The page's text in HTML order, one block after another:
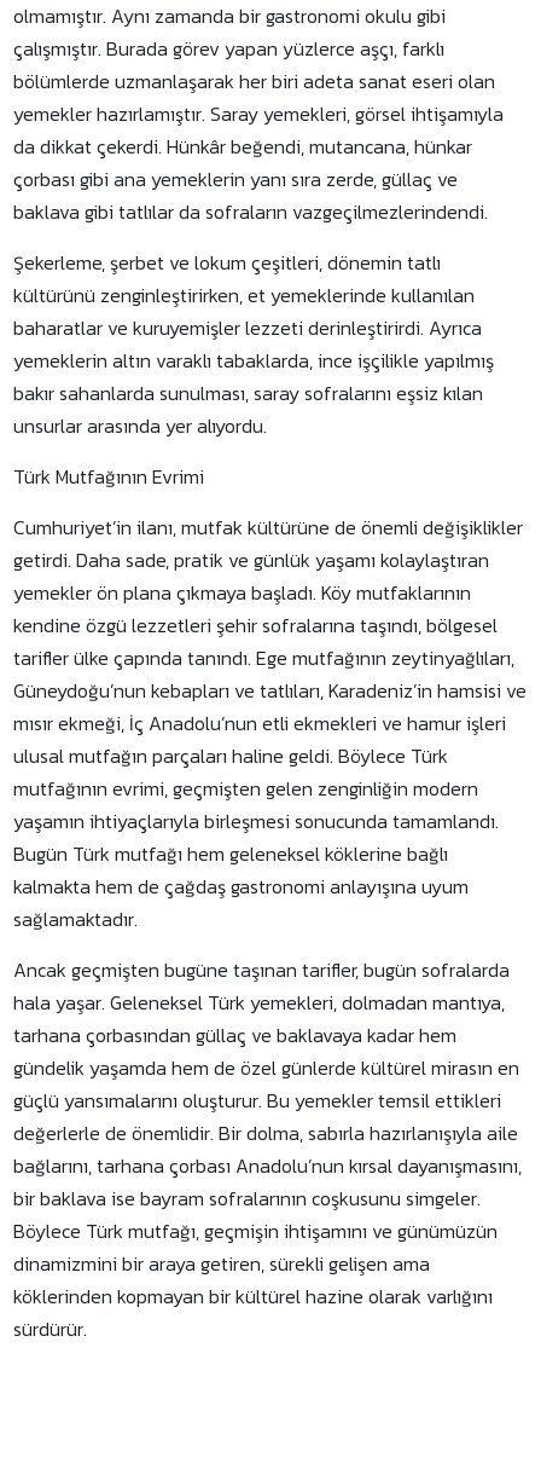
olmamıştır. Aynı zamanda bir gastronomi okulu gibi
çalışmıştır. Burada görev yapan yüzlerce aşçı, farklı
bölümlerde uzmanlaşarak her biri adeta sanat eseri olan
yemekler hazırlamıştır. Saray yemekleri, görsel ihtişamıyla
da dikkat çekerdi. Hünkâr beğendi, mutancana, hünkar
çorbası gibi ana yemeklerin yanı sıra zerde, güllaç ve
baklava gibi tatlılar da sofraların vazgeçilmezlerindendi.
Şekerleme, şerbet ve lokum çeşitleri, dönemin tatlı
kültürünü zenginleştirirken, et yemeklerinde kullanılan
baharatlar ve kuruyemişler lezzeti derinleştirirdi. Ayrıca
yemeklerin altın varaklı tabaklarda, ince işçilikle yapılmış
bakır sahanlarda sunulması, saray sofralarını eşsiz kılan
unsurlar arasında yer alıyordu.
Türk Mutfağının Evrimi
Cumhuriyet’in ilanı, mutfak kültürüne de önemli değişiklikler
getirdi. Daha sade, pratik ve günlük yaşamı kolaylaştıran
yemekler ön plana çıkmaya başladı. Köy mutfaklarının
kendine özgü lezzetleri şehir sofralarına taşındı, bölgesel
tarifler ülke çapında tanındı. Ege mutfağının zeytinyağlıları,
Güneydoğu’nun kebapları ve tatlıları, Karadeniz’in hamsisi ve
mısır ekmeği, İç Anadolu’nun etli ekmekleri ve hamur işleri
ulusal mutfağın parçaları haline geldi. Böylece Türk
mutfağının evrimi, geçmişten gelen zenginliğin modern
yaşamın ihtiyaçlarıyla birleşmesi sonucunda tamamlandı.
Bugün Türk mutfağı hem geleneksel köklerine bağlı
kalmakta hem de çağdaş gastronomi anlayışına uyum
sağlamaktadır.
Ancak geçmişten bugüne taşınan tarifler, bugün sofralarda
hala yaşar. Geleneksel Türk yemekleri, dolmadan mantıya,
tarhana çorbasından güllaç ve baklavaya kadar hem
gündelik yaşamda hem de özel günlerde kültürel mirasın en
güçlü yansımalarını oluşturur. Bu yemekler temsil ettikleri
değerlerle de önemlidir. Bir dolma, sabırla hazırlanışıyla aile
bağlarını, tarhana çorbası Anadolu’nun kırsal dayanışmasını,
bir baklava ise bayram sofralarının coşkusunu simgeler.
Böylece Türk mutfağı, geçmişin ihtişamını ve günümüzün
dinamizmini bir araya getiren, sürekli gelişen ama
köklerinden kopmayan bir kültürel hazine olarak varlığını
sürdürür.